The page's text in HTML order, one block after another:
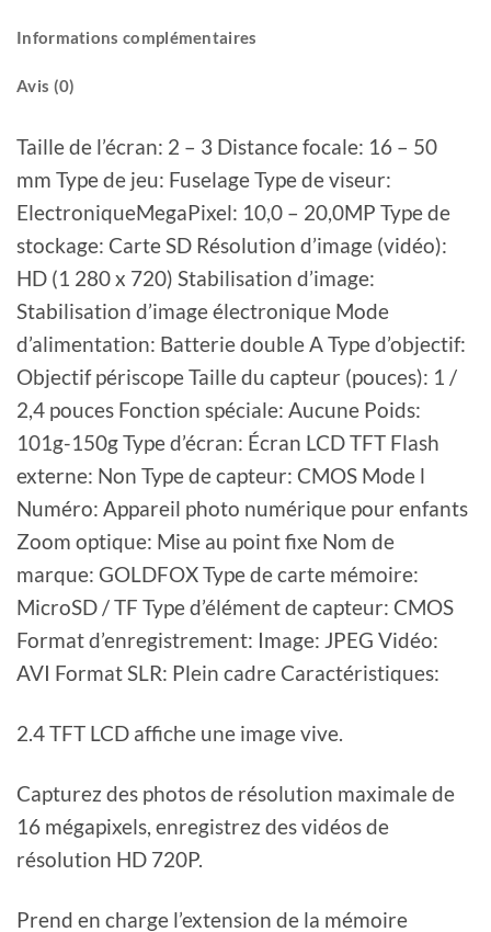
Informations complémentaires
Avis (0)
Taille de l’écran: 2 – 3 Distance focale: 16 – 50
mm Type de jeu: Fuselage Type de viseur:
ElectroniqueMegaPixel: 10,0 – 20,0MP Type de
stockage: Carte SD Résolution d’image (vidéo):
HD (1 280 x 720) Stabilisation d’image:
Stabilisation d’image électronique Mode
d’alimentation: Batterie double A Type d’objectif:
Objectif périscope Taille du capteur (pouces): 1 /
2,4 pouces Fonction spéciale: Aucune Poids:
101g-150g Type d’écran: Écran LCD TFT Flash
externe: Non Type de capteur: CMOS Mode l
Numéro: Appareil photo numérique pour enfants
Zoom optique: Mise au point fixe Nom de
marque: GOLDFOX Type de carte mémoire:
MicroSD / TF Type d’élément de capteur: CMOS
Format d’enregistrement: Image: JPEG Vidéo:
AVI Format SLR: Plein cadre Caractéristiques:
2.4 TFT LCD affiche une image vive.
Capturez des photos de résolution maximale de
16 mégapixels, enregistrez des vidéos de
résolution HD 720P.
Prend en charge l’extension de la mémoire